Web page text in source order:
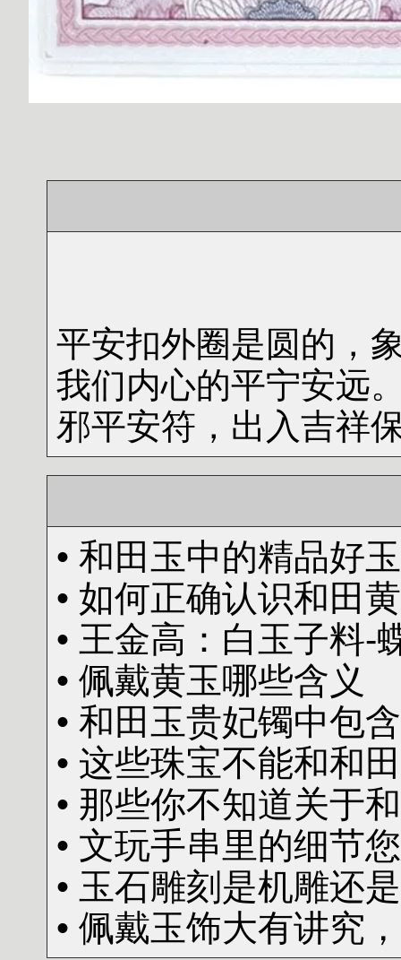
平安扣外圈是圆的，
我们内心的平宁安远
邪平安符，出入吉祥
• 和田玉中的精品好玉
• 如何正确认识和田
• 王金高：白玉子料-
• 佩戴黄玉哪些含义
• 和田玉贵妃镯中包
• 这些珠宝不能和和
• 那些你不知道关于
• 文玩手串里的细节
• 玉石雕刻是机雕还
• 佩戴玉饰大有讲究